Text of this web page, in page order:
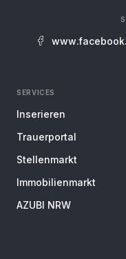
SERVICES
Inserieren
Trauerportal
Stellenmarkt
Immobilienmarkt
AZUBI NRW